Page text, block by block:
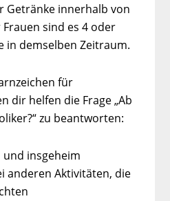
Getränke innerhalb von
sind es 4 oder
in demselben Zeitraum.
für
dir helfen die Frage „Ab
zu beantworten:
und insgeheim
anderen Aktivitäten, die